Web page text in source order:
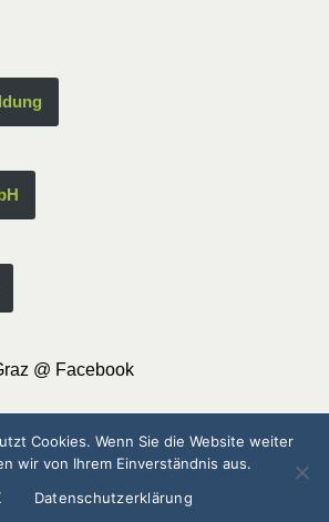
@ Facebook
{current_year}
Datenschutzerklärung
Cookies. Wenn Sie die Website weiter
wir von Ihrem Einverständnis aus.
Datenschutzerklärung